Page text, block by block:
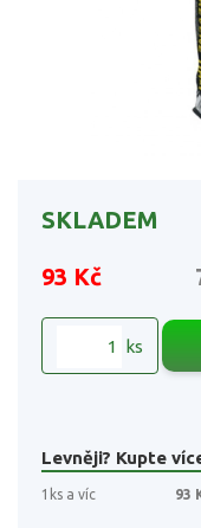
SKLADEM
93 Kč
ks
Levněji? Kupte
1ks a víc 93